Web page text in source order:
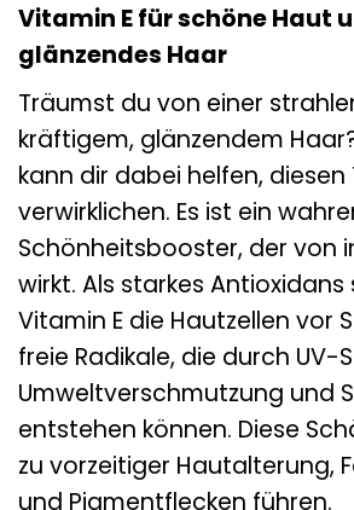
Vitamin E für schöne Haut
glänzendes Haar
Träumst du von einer
kräftigem, glänzendem
kann dir dabei helfen, diesen
verwirklichen. Es ist ein
Schönheitsbooster, der von
wirkt. Als starkes
Vitamin E die Hautzellen vor
freie Radikale, die durch UV-
Umweltverschmutzung und
entstehen können. Diese
zu vorzeitiger Hautalterung,
und Pigmentflecken führen.